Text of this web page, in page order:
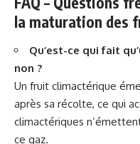
la maturation des
Qu’est-ce qui fait
non ?
Un fruit climactérique
après sa récolte, ce qui
climactériques
ce gaz.